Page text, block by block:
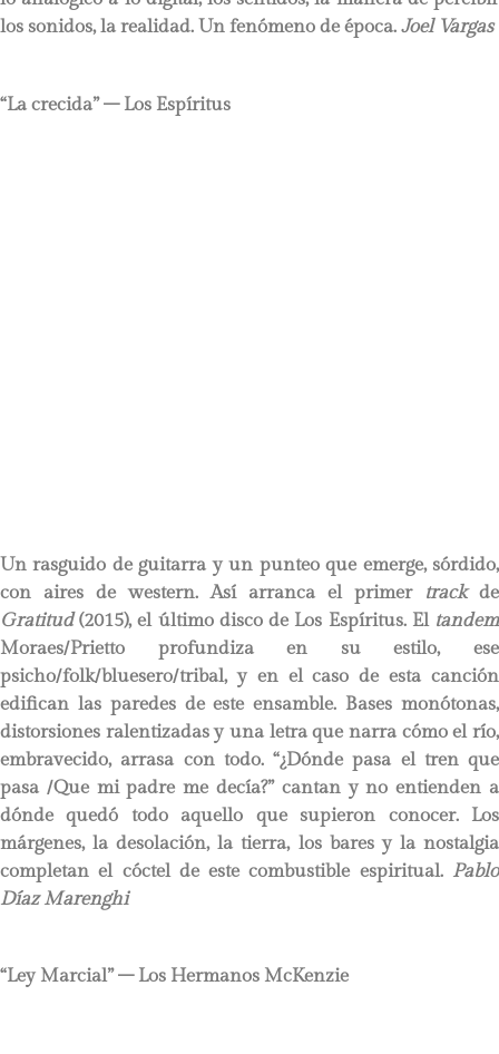
los sonidos, la realidad. Un fenómeno de época. Joel Vargas
“La crecida” – Los Espíritus
Un rasguido de guitarra y un punteo que emerge, sórdido,
con aires de western. Así arranca el primer trackde
Gratitud(2015), el último disco de Los Espíritus. El tandem
Moraes/Prietto profundiza en su estilo, ese
psicho/folk/bluesero/tribal, y en el caso de esta canción
edifican las paredes de este ensamble. Bases monótonas,
distorsiones ralentizadas y una letra que narra cómo el río,
embravecido, arrasa con todo. “¿Dónde pasa el tren que
pasa /Que mi padre me decía?” cantan y no entienden a
dónde quedó todo aquello que supieron conocer. Los
márgenes, la desolación, la tierra, los bares y la nostalgia
completan el cóctel de este combustible espiritual. Pablo
Díaz Marenghi
“Ley Marcial” – Los Hermanos McKenzie